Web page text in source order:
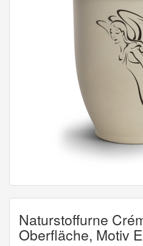
Naturstoffurne
Oberfläche, Motiv